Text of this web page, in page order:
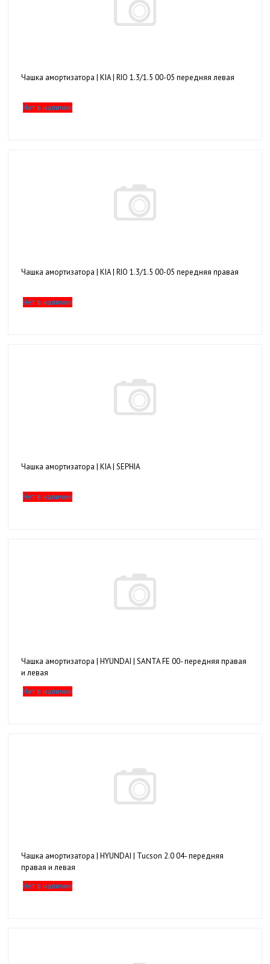
Чашка амортизатора | KIA | RIO 1.3/1.5 00-05 передняя левая
Нет в наличии
Чашка амортизатора | KIA | RIO 1.3/1.5 00-05 передняя правая
Нет в наличии
Чашка амортизатора | KIA | SEPHIA
Нет в наличии
Чашка амортизатора | HYUNDAI | SANTA FE 00- передняя правая
и левая
Нет в наличии
Чашка амортизатора | HYUNDAI | Tucson 2.0 04- передняя
правая и левая
Нет в наличии